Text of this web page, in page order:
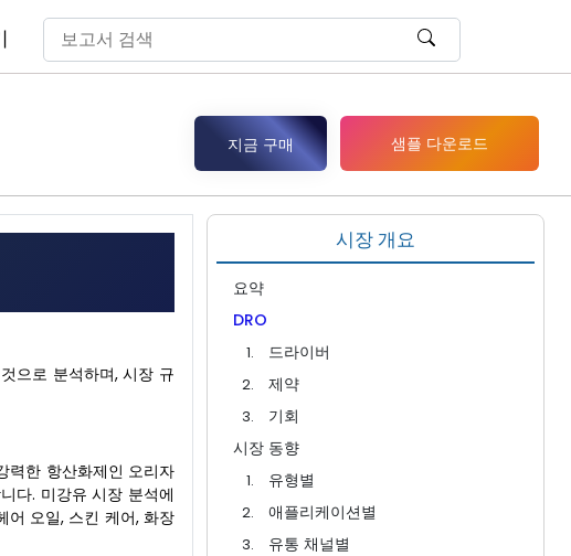
지금 구매 샘플 다운로드
으로 분석하며, 시장 규
력한 항산화제인 오리자
다. 미강유 시장 분석에
어 오일, 스킨 케어, 화장
시장 개요
요약
DRO
드라이버
제약
기회
시장 동향
유형별
애플리케이션별
유통 채널별